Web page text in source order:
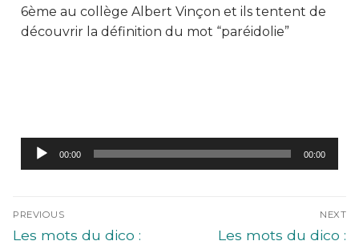
6ème au collège Albert Vinçon et ils tentent de
découvrir la définition du mot “paréidolie”
Lecteur
audio
00:00 00:00
PREVIOUS
Les mots du dico :
NEXT
Les mots du dico :